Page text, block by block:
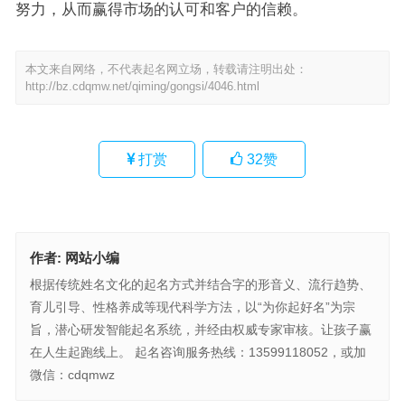
努力，从而赢得市场的认可和客户的信赖。
本文来自网络，不代表起名网立场，转载请注明出处：
http://bz.cdqmw.net/qiming/gongsi/4046.html
打赏 32赞
作者: 网站小编
根据传统姓名文化的起名方式并结合字的形音义、流行趋势、
育儿引导、性格养成等现代科学方法，以“为你起好名”为宗
旨，潜心研发智能起名系统，并经由权威专家审核。让孩子赢
在人生起跑线上。 起名咨询服务热线：13599118052，或加
微信：cdqmwz